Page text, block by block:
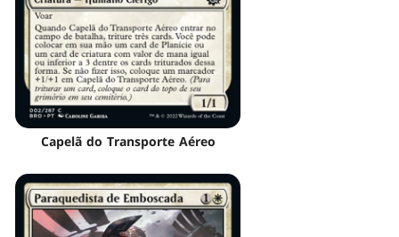
Capelã do Transporte Aéreo